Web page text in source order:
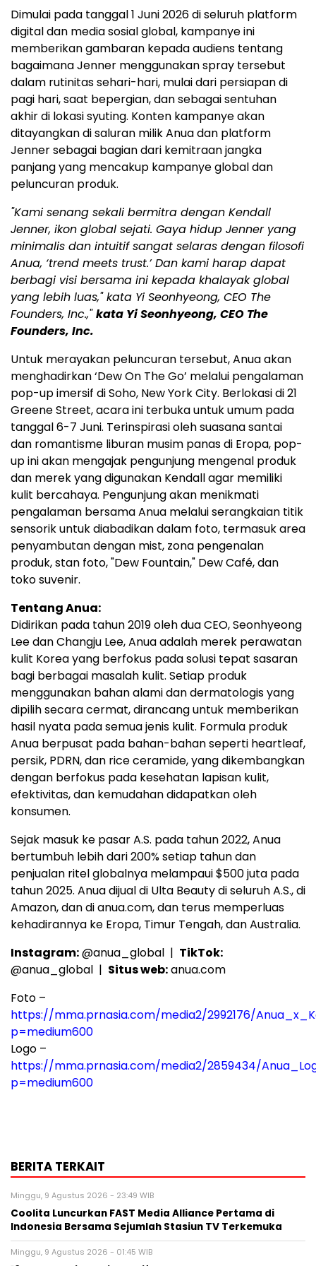
Dimulai pada tanggal 1 Juni 2026 di seluruh platform
digital dan media sosial global, kampanye ini
memberikan gambaran kepada audiens tentang
bagaimana Jenner menggunakan spray tersebut
dalam rutinitas sehari-hari, mulai dari persiapan di
pagi hari, saat bepergian, dan sebagai sentuhan
akhir di lokasi syuting. Konten kampanye akan
ditayangkan di saluran milik Anua dan platform
Jenner sebagai bagian dari kemitraan jangka
panjang yang mencakup kampanye global dan
peluncuran produk.
"Kami senang sekali bermitra dengan Kendall
Jenner, ikon global sejati. Gaya hidup Jenner yang
minimalis dan intuitif sangat selaras dengan filosofi
Anua, ‘trend meets trust.’ Dan kami harap dapat
berbagi visi bersama ini kepada khalayak global
yang lebih luas," kata Yi Seonhyeong, CEO The
Founders, Inc.,"kata Yi Seonhyeong, CEO The
Founders, Inc.
Untuk merayakan peluncuran tersebut, Anua akan
menghadirkan ‘Dew On The Go’ melalui pengalaman
pop-up imersif di Soho, New York City. Berlokasi di 21
Greene Street, acara ini terbuka untuk umum pada
tanggal 6-7 Juni. Terinspirasi oleh suasana santai
dan romantisme liburan musim panas di Eropa, pop-
up ini akan mengajak pengunjung mengenal produk
dan merek yang digunakan Kendall agar memiliki
kulit bercahaya. Pengunjung akan menikmati
pengalaman bersama Anua melalui serangkaian titik
sensorik untuk diabadikan dalam foto, termasuk area
penyambutan dengan mist, zona pengenalan
produk, stan foto, "Dew Fountain," Dew Café, dan
toko suvenir.
Tentang Anua:
Didirikan pada tahun 2019 oleh dua CEO, Seonhyeong
Lee dan Changju Lee, Anua adalah merek perawatan
kulit Korea yang berfokus pada solusi tepat sasaran
bagi berbagai masalah kulit. Setiap produk
menggunakan bahan alami dan dermatologis yang
dipilih secara cermat, dirancang untuk memberikan
hasil nyata pada semua jenis kulit. Formula produk
Anua berpusat pada bahan-bahan seperti heartleaf,
persik, PDRN, dan rice ceramide, yang dikembangkan
dengan berfokus pada kesehatan lapisan kulit,
efektivitas, dan kemudahan didapatkan oleh
konsumen.
Sejak masuk ke pasar A.S. pada tahun 2022, Anua
bertumbuh lebih dari 200% setiap tahun dan
penjualan ritel globalnya melampaui $500 juta pada
tahun 2025. Anua dijual di Ulta Beauty di seluruh A.S., di
Amazon, dan di anua.com, dan terus memperluas
kehadirannya ke Eropa, Timur Tengah, dan Australia.
Instagram:@anua_global | TikTok:
@anua_global | Situs web:anua.com
Foto –
https://mma.prnasia.com/media2/2992176/
p=medium600
Logo –
https://mma.prnasia.com/media2/2859434/
p=medium600
BERITA TERKAIT
Minggu, 9 Agustus 2026 - 23:49 WIB
Coolita Luncurkan FAST Media Alliance Pertama di
Indonesia Bersama Sejumlah Stasiun TV Terkemuka
Minggu, 9 Agustus 2026 - 01:45 WIB